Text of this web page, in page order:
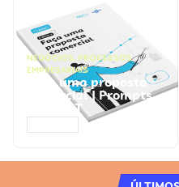
NEGÓCIOS, PROCESSOS
EMPRESARIAIS
Faça uma proposta
comercial | Prompts
ChatGPT